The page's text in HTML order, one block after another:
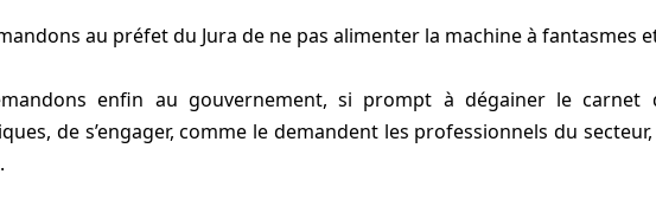
au préfet du Jura de ne pas alimenter la machine à fantasmes
enfin au gouvernement, si prompt à dégainer le
de s’engager, comme le demandent les professionnels du